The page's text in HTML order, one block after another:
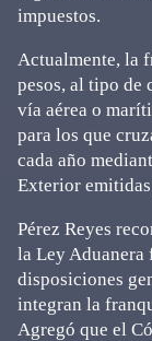
impuestos.
Actualmente, la
pesos, al tipo de
vía aérea o
para los que
cada año
Exterior
Pérez Reyes
la Ley Aduanera
disposiciones
integran la
Agregó que el